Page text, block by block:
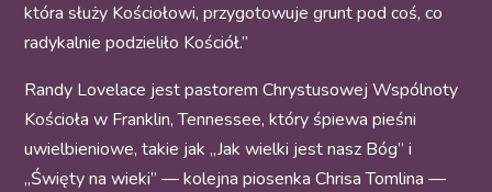
która służy Kościołowi, przygotowuje grunt pod coś, co
radykalnie podzieliło Kościół.”
Randy Lovelace jest pastorem Chrystusowej Wspólnoty
Kościoła w Franklin, Tennessee, który śpiewa pieśni
uwielbieniowe, takie jak „Jak wielki jest nasz Bóg” i
„Święty na wieki” — kolejna piosenka Chrisa Tomlina —